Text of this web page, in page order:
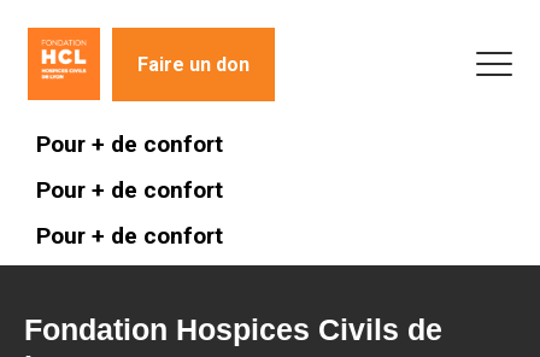
Faire un don
Pour + de confort
Pour + de confort
Pour + de confort
Fondation Hospices Civils de